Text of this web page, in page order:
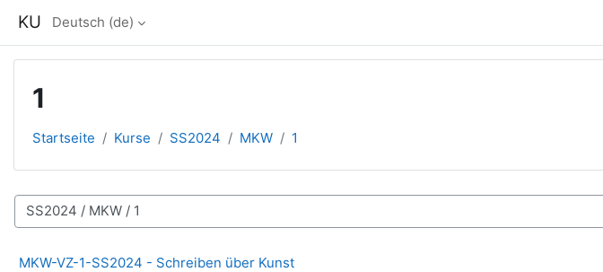
KU Deutsch ‎(de)‎
1
Startseite Kurse SS2024 MKW 1
Kursbereiche
MKW-VZ-1-SS2024 - Schreiben über Kunst